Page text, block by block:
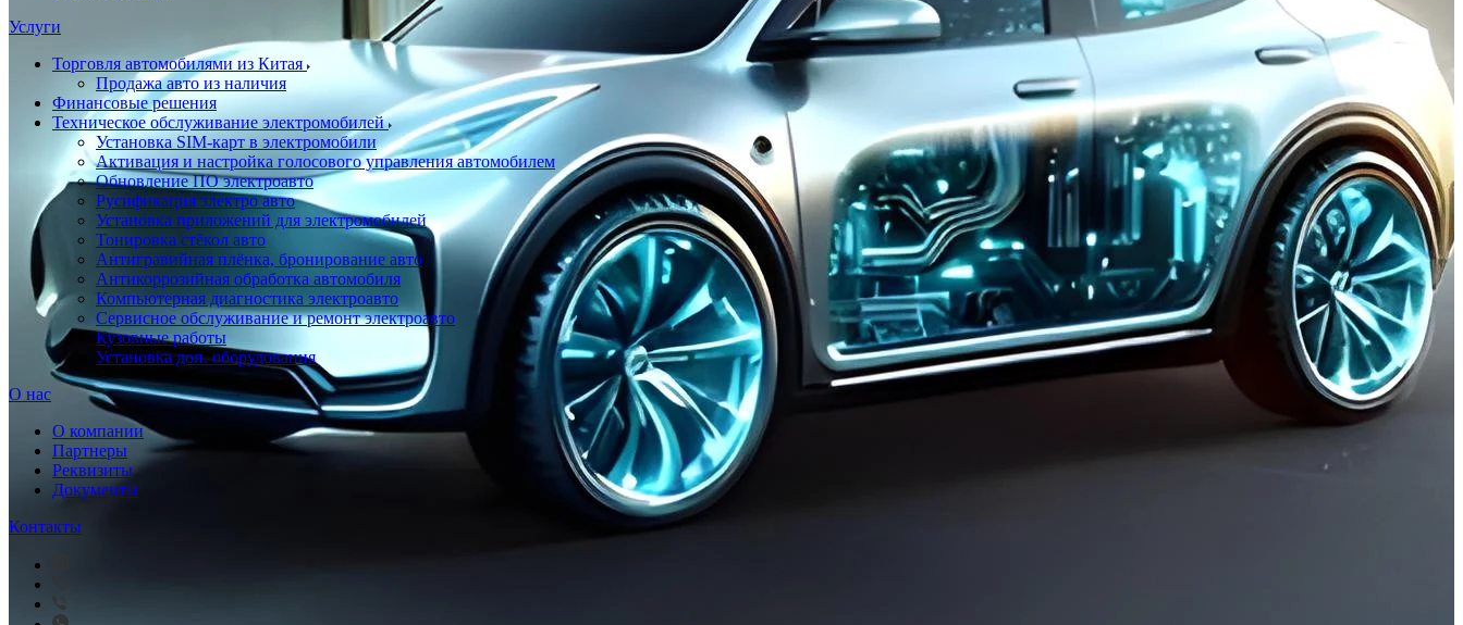
Услуги
Торговля автомобилями из Китая
Продажа авто из наличия
Финансовые решения
Техническое обслуживание электромобилей
Установка SIM-карт в электромобили
Активация и настройка голосового управления автомобилем
Обновление ПО электроавто
Русификация электро авто
Установка приложений для электромобилей
Тонировка стёкол авто
Антигравийная плёнка, бронирование авто
Антикоррозийная обработка автомобиля
Компьютерная диагностика электроавто
Сервисное обслуживание и ремонт электроавто
Кузовные работы
Установка доп. оборудования
О нас
О компании
Партнеры
Реквизиты
Документы
Контакты